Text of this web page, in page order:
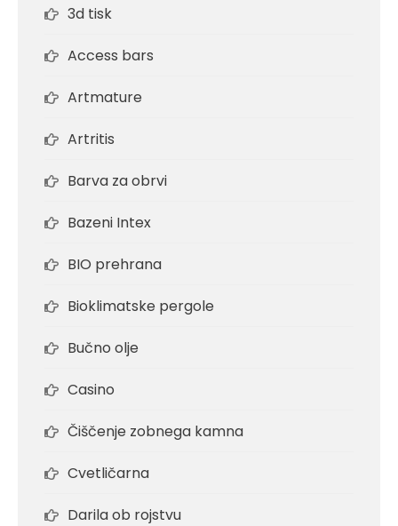
3d tisk
Access bars
Artmature
Artritis
Barva za obrvi
Bazeni Intex
BIO prehrana
Bioklimatske pergole
Bučno olje
Casino
Čiščenje zobnega kamna
Cvetličarna
Darila ob rojstvu